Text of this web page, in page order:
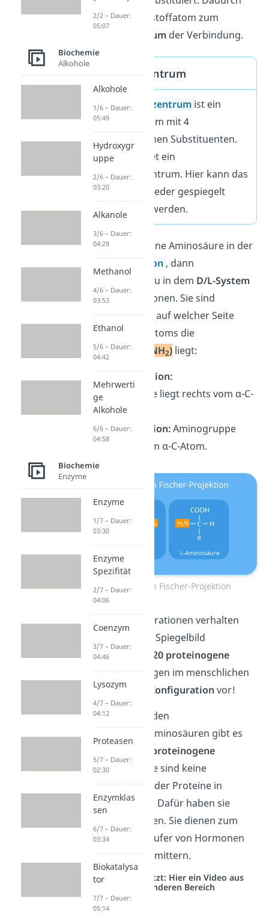
wird das Kohlenstoffatom zum
Chiralitätszentrumder Verbindung.
Chiralitätszentrum
EinChiralitätszentrum ist ein
Kohlenstoffatom mit 4
unterschiedlichen Substituenten.
Das Atom bildet ein
Asymmetriezentrum. Hier kann das
Molekül also
weder gespiegelt
noch gedreht werden.
Betrachtest du eine Aminosäure in der
Fischer-Projektion , dann
unterscheidest du in dem D/L-System
zwei Konfigurationen. Sie sind
abhängig davon, auf welcher Seite
des Kohlenstoffatoms die
Aminogruppe (-NH2)liegt:
D-Konfiguration:
Aminogruppe liegt rechts vom α-C-
Atom.
L-Konfiguration:Aminogruppe
liegt links vom α-C-Atom.
Aminosäuren Fischer-Projektion
D- und L-Konfigurationen verhalten
sich wie Bild und Spiegelbild
zueinander. Alle
20 proteinogene
liegen im menschlichen
Körper in der
L-Konfiguration vor!
Hinweis:
Neben den
proteinogenen Aminosäuren gibt es
nicht proteinogene
Aminosäuren
. Sie sind keine
Grundbausteine der Proteine in
unserem Körper. Dafür haben sie
andere Funktionen. Sie dienen zum
Beispiel als Vorläufer von Hormonen
oder Neurotransmittern.
Studyflix vernetzt: Hier ein Video aus
einem anderen Bereich
2/2 – Dauer:
05:07
Biochemie
Alkohole
Alkohole
1/6 – Dauer:
05:49
Hydroxygr
uppe
2/6 – Dauer:
03:20
Alkanole
3/6 – Dauer:
04:28
Methanol
4/6 – Dauer:
03:53
Ethanol
5/6 – Dauer:
04:42
Mehrwerti
ge
Alkohole
6/6 – Dauer:
04:58
Biochemie
Enzyme
Enzyme
1/7 – Dauer:
03:30
Enzyme
Spezifität
2/7 – Dauer:
04:06
Coenzym
3/7 – Dauer:
04:46
Lysozym
4/7 – Dauer:
04:12
Proteasen
5/7 – Dauer:
02:30
Enzymklas
sen
6/7 – Dauer:
03:34
Biokatalysa
tor
7/7 – Dauer:
05:14